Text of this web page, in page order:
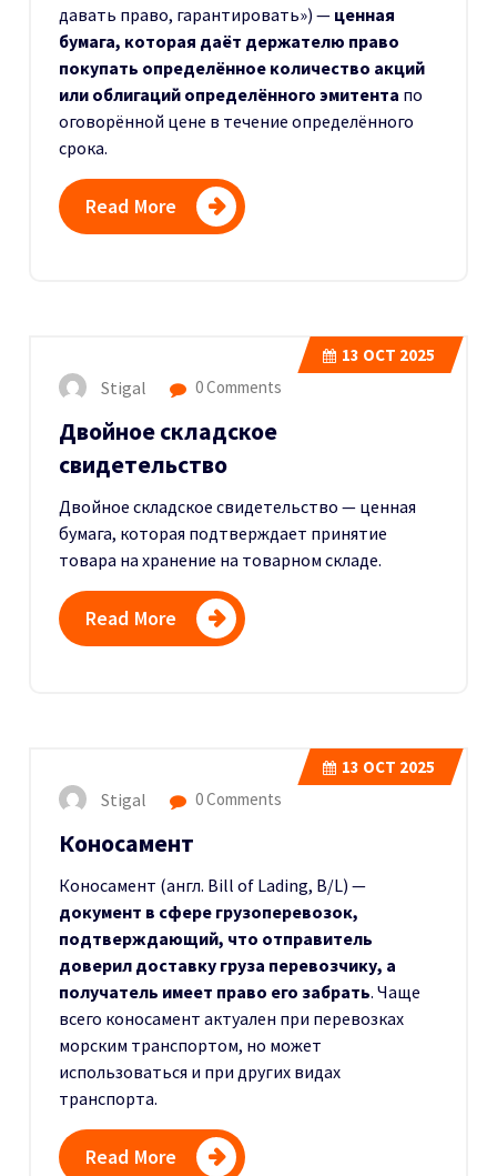
давать право, гарантировать») — ценная
бумага, которая даёт держателю право
покупать определённое количество акций
или облигаций определённого эмитента по
оговорённой цене в течение определённого
срока.
Read More
13 OCT 2025
Stigal 0 Comments
Двойное складское
свидетельство
Двойное складское свидетельство — ценная
бумага, которая подтверждает принятие
товара на хранение на товарном складе.
Read More
13 OCT 2025
Stigal 0 Comments
Коносамент
Коносамент (англ. Bill of Lading, B/L) —
документ в сфере грузоперевозок,
подтверждающий, что отправитель
доверил доставку груза перевозчику, а
получатель имеет право его забрать. Чаще
всего коносамент актуален при перевозках
морским транспортом, но может
использоваться и при других видах
транспорта.
Read More